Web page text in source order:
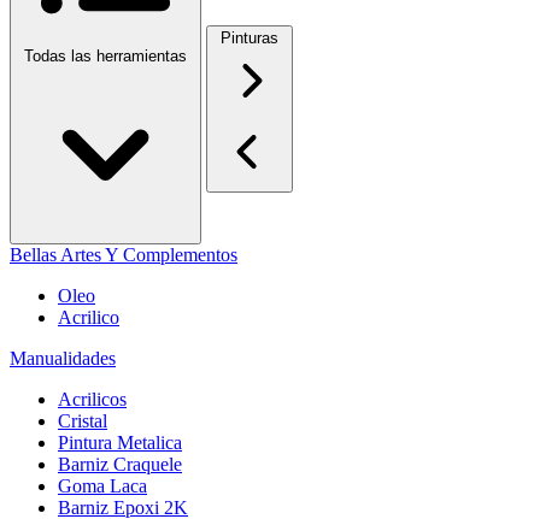
Todas las herramientas
Pinturas
Bellas Artes Y Complementos
Oleo
Acrilico
Manualidades
Acrilicos
Cristal
Pintura Metalica
Barniz Craquele
Goma Laca
Barniz Epoxi 2K